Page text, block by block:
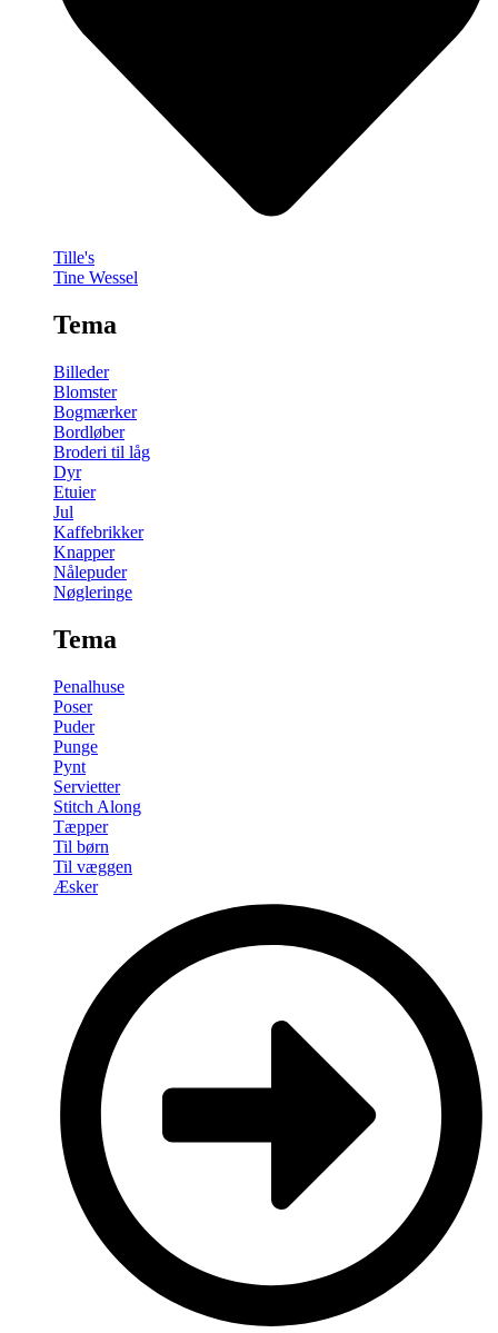
Tille's
Tine Wessel
Tema
Billeder
Blomster
Bogmærker
Bordløber
Broderi til låg
Dyr
Etuier
Jul
Kaffebrikker
Knapper
Nålepuder
Nøgleringe
Tema
Penalhuse
Poser
Puder
Punge
Pynt
Servietter
Stitch Along
Tæpper
Til børn
Til væggen
Æsker